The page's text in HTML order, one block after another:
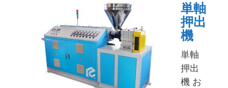
単軸
押出
機
単軸
押出
機 お